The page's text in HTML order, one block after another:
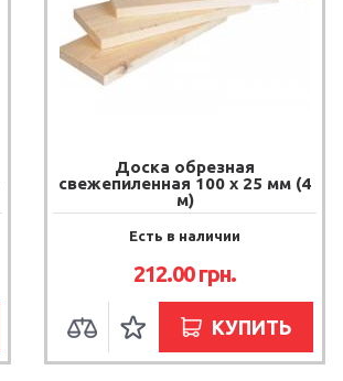
Доска обрезная
свежепиленная 100 х 25 мм (4
м)
Есть в наличии
212.00 грн.
КУПИТЬ